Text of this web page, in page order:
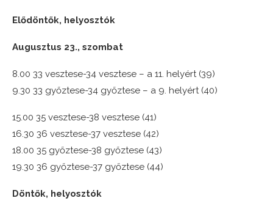
Elődöntők, helyosztók
Augusztus 23., szombat
8.00 33 vesztese-34 vesztese – a 11. helyért (39)
9.30 33 győztese-34 győztese – a 9. helyért (40)
15.00 35 vesztese-38 vesztese (41)
16.30 36 vesztese-37 vesztese (42)
18.00 35 győztese-38 győztese (43)
19.30 36 győztese-37 győztese (44)
Döntők, helyosztók